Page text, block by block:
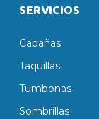
SERVICIOS
Cabañas
Taquillas
Tumbonas
Sombrillas